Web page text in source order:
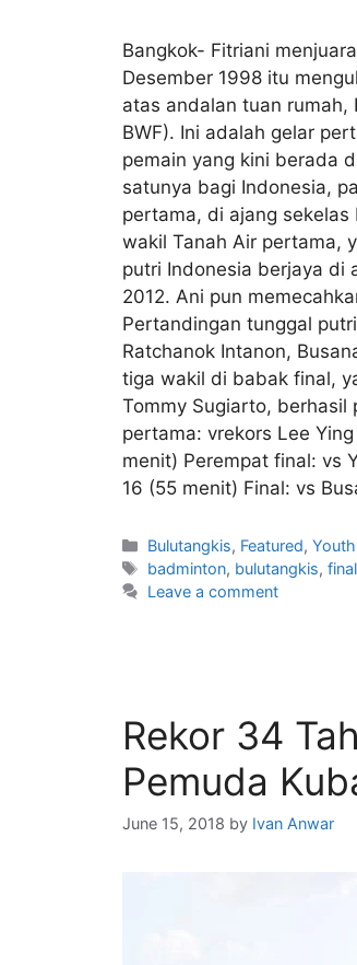
Bangkok- Fitriani
Desember 1998 itu
atas andalan tuan rumah,
BWF). Ini adalah gelar
pemain yang kini berada
satunya bagi Indonesia,
pertama, di ajang sekelas
wakil Tanah Air pertama,
putri Indonesia berjaya di
2012. Ani pun
Pertandingan tunggal
Ratchanok Intanon,
tiga wakil di babak final,
Tommy Sugiarto, berhasil
pertama: vrekors Lee
menit) Perempat final: vs
16 (55 menit) Final: vs
Bulutangkis, Featured,
badminton, bulutangkis,final
Leave a comment
Rekor 34
Pemuda
June 15, 2018 by Ivan Anwar